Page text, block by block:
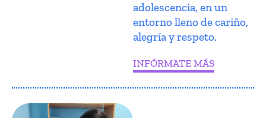
adolescencia, en un
entorno lleno de cariño,
alegría y respeto.
INFÓRMATE MÁS